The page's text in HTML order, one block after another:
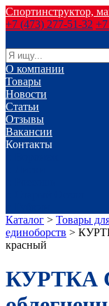
Спортинструктор,
+7 (473) 277-51-32
О компании
Товары
Новости
Статьи
Отзывы
Вакансии
Контакты
Каталог > Товары
единоборств >
красный
КУРТКА